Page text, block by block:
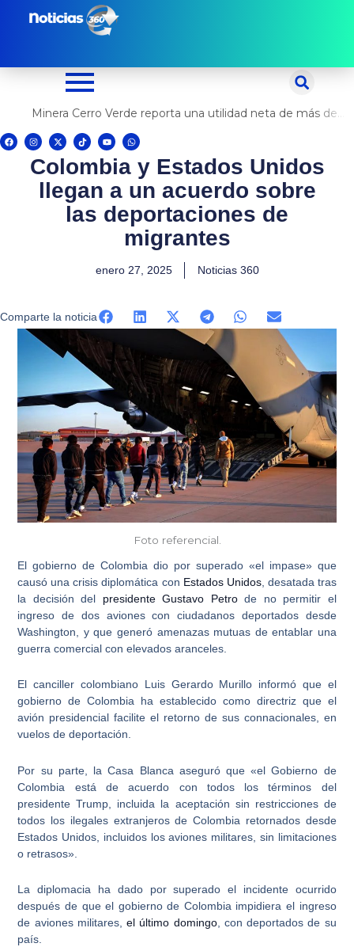
Minera Cerro Verde reporta una utilidad neta de más de US$ 500 millones
F
a
c
I
n
s
t
a
X
-
t
w
i
t
e
T
i
k
t
Y
o
u
t
u
W
h
a
s
p
p
Colombia y Estados Unidos
llegan a un acuerdo sobre
las deportaciones de
migrantes
enero 27, 2025 Noticias 360
Comparte la noticia
Foto referencial.
Elgobierno de Colombia dio por superado «el impase» que
causó unacrisis diplomática con Estados Unidos, desatada tras
la decisión del presidente Gustavo Petrode no permitir el
ingreso de dos aviones con ciudadanos deportados desde
Washington , y que generó amenazas mutuas de entablar una
guerra comercial con elevados aranceles.
El canciller colombiano Luis Gerardo Murillo informó que el
gobierno de Colombia ha establecido como directriz que el
avión presidencial facilite el retorno de sus connacionales, en
vuelos de deportación.
Por su parte, la Casa Blanca aseguró que «el Gobierno de
Colombia está de acuerdo con todos los términos del
presidente Trump , incluida la aceptación sin restricciones de
todos los ilegales extranjeros de Colombia retornados desde
Estados Unidos, incluidos los aviones militares, sin limitaciones
o retrasos».
La diplomacia ha dado por superado el incidente ocurrido
después de que el gobierno de Colombiaimpidiera el ingreso
de aviones militares,el último domingo, con deportados de su
país.